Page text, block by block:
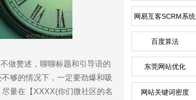
做赘述，聊聊标题和引导语的
够的情况下，一定要劲爆和吸
量在【XXXX(你们微社区的名
网易互客SCRM系统
百度算法
东莞网站优化
网站关键词密度